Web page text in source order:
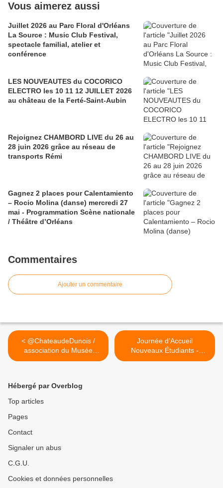
Vous aimerez aussi
Juillet 2026 au Parc Floral d'Orléans
La Source : Music Club Festival,
spectacle familial, atelier et
conférence
LES NOUVEAUTES du COCORICO
ELECTRO les 10 11 12 JUILLET 2026
au château de la Ferté-Saint-Aubin
Rejoignez CHAMBORD LIVE du 26 au
28 juin 2026 grâce au réseau de
transports Rémi
Gagnez 2 places pour Calentamiento
– Rocio Molina (danse) mercredi 27
mai - Programmation Scène nationale
/ Théâtre d’Orléans
Commentaires
Ajouter un commentaire
< @ChateaudeDunois /
association du Musée
Vannier ...
Journée d’Accueil
Nouveaux Étudiants -
J.A.N.E... >
Hébergé par Overblog
Top articles
Pages
Contact
Signaler un abus
C.G.U.
Cookies et données personnelles